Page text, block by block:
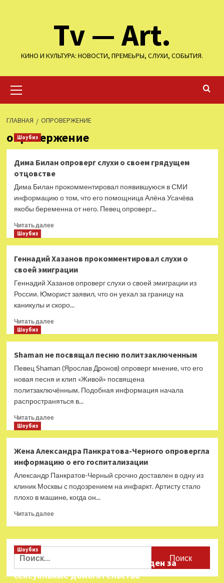
Tv — Art.
КИНО И КУЛЬТУРА: НОВОСТИ, ПРЕМЕЬРЫ, СЛУХИ, СОБЫТИЯ.
меню
ГЛАВНАЯ ОПРОВЕРЖЕНИЕ
опровержение
Шоубиз
Дима Билан опроверг слухи о своем грядущем
отцовстве
Дима Билан прокомментировал появившуюся в СМИ
информацию о том, что его помощница Алёна Усачёва
якобы беременна от него. Певец опроверг...
Читать далееПрочитать
Билан
опроверг
слухи
своем
грядущем
отцовстве
Шоубиз
Геннадий Хазанов прокомментировал слухи о
своей эмиграции
Геннадий Хазанов опроверг слухи о своей эмиграции из
России. Юморист заявил, что он уехал за границу на
каникулы и скоро...
Читать далееПрочитать
Хазанов
прокомментировал
слухи
эмиграции
Шоубиз
Shaman не посвящал песню политзаключенным
Певец Shaman (Ярослав Дронов) опроверг мнение, что его
новая песня и клип «Живой» посвящена
политзаключённым. Подобная информация начала
распространяться в...
Читать далееПрочитать
не
посвящал
песню
Шоубиз
Жена Александра Панкратова-Черного опровергла
информацию о его госпитализации
Александр Панкратов-Черный срочно доставлен в одну из
клиник Москвы с подозрением на инфаркт. Артисту стало
плохо в машине, когда он...
Читать далееПрочитать
Жена
Черного
опровергла
Найти:
Шоубиз
Звезда «Игры в кальмара» осужден за
сексуальные домогательства